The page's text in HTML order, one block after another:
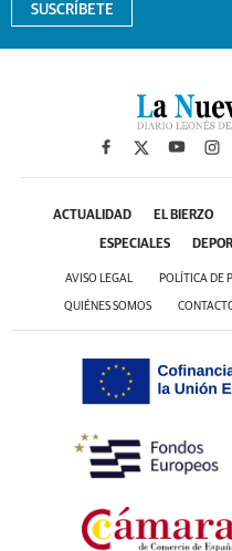
SUSCRÍBETE
ACTUALIDAD EL BIERZO
ESPECIALES
AVISO LEGAL POLÍTICA DE
QUIÉNES SOMOS